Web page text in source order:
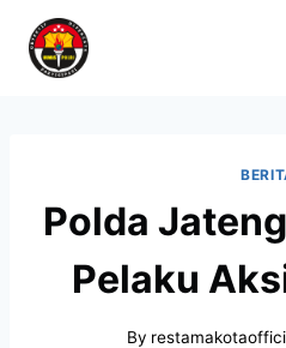
Polda
Pelaku
By